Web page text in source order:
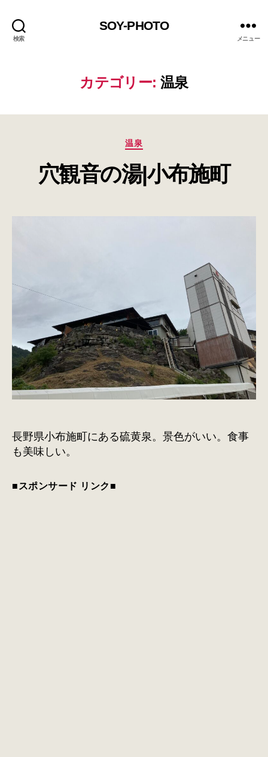
検索
SOY-PHOTO
メニュー
カテゴリー: 温泉
カ
ゴ
リ
温泉
穴観音の湯|小布施町
長野県小布施町にある硫黄泉。景色がいい。食事
も美味しい。
■スポンサード リンク■